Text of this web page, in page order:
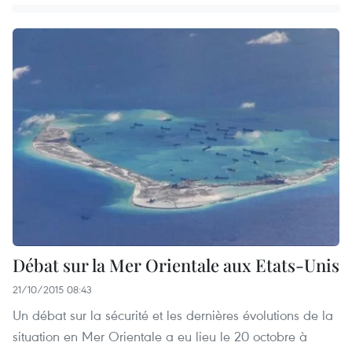
Débat sur la Mer Orientale aux Etats-Unis
21/10/2015 08:43
Un débat sur la sécurité et les dernières évolutions de la
situation en Mer Orientale a eu lieu le 20 octobre à